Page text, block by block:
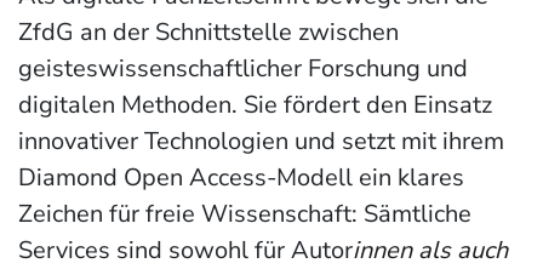
ZfdG an der Schnittstelle zwischen
geisteswissenschaftlicher Forschung und
digitalen Methoden. Sie fördert den Einsatz
innovativer Technologien und setzt mit ihrem
Diamond Open Access-Modell ein klares
Zeichen für freie Wissenschaft: Sämtliche
Services sind sowohl für Autorinnen als auch